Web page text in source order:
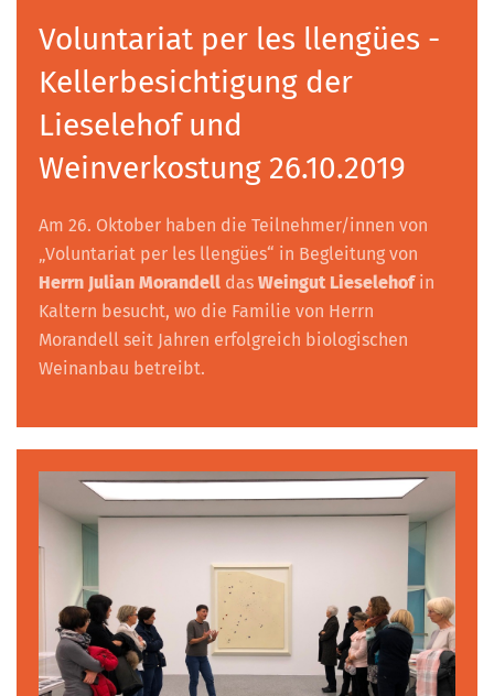
Voluntariat per les llengües -
Kellerbesichtigung der
Lieselehof und
Weinverkostung 26.10.2019
Am 26. Oktober haben die Teilnehmer/innen von
„Voluntariat per les llengües“ in Begleitung von
Herrn Julian Morandell das Weingut Lieselehofin
Kaltern besucht, wo die Familie von Herrn
Morandell seit Jahren erfolgreich biologischen
Weinanbau betreibt.